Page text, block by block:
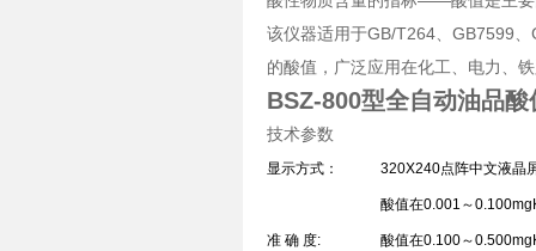
该仪器适用于GB/T264、GB7599
的酸值，广泛应用在化工、电力、
BSZ-800型全自动油品酸
技术参数
显示方式： 320X240点阵中文液晶
准 确 度:
酸值在0.001～
酸值在0.100～